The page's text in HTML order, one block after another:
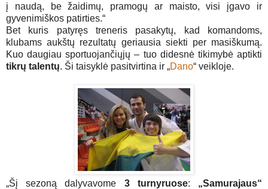
į naudą, be žaidimų, pramogų ar maisto, visi įgavo ir
gyvenimiškos patirties.“
Bet kuris patyręs treneris pasakytų, kad komandoms,
klubams aukštų rezultatų geriausia siekti per masiškumą.
Kuo daugiau sportuojančiųjų – tuo didesnė tikimybė aptikti
tikrų talentų. Ši taisyklė pasitvirtina ir „Dano“ veikloje.
„Šį sezoną dalyvavome 3 turnyruose: „Samurajaus“